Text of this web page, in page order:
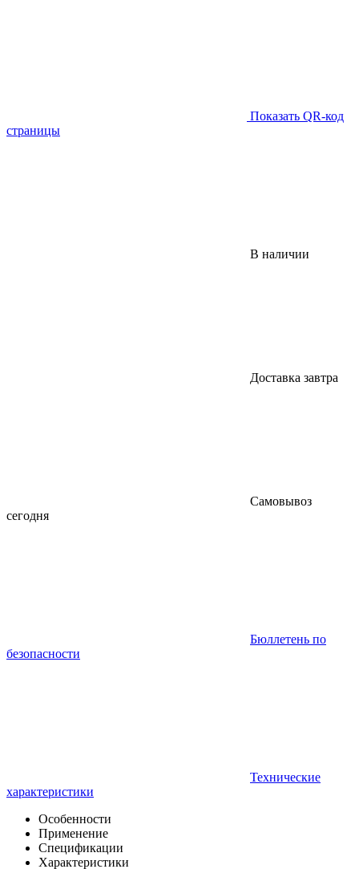
Показать QR-код
страницы
В наличии
Доставка завтра
Самовывоз
сегодня
Бюллетень по
безопасности
Технические
характеристики
Особенности
Применение
Спецификации
Характеристики